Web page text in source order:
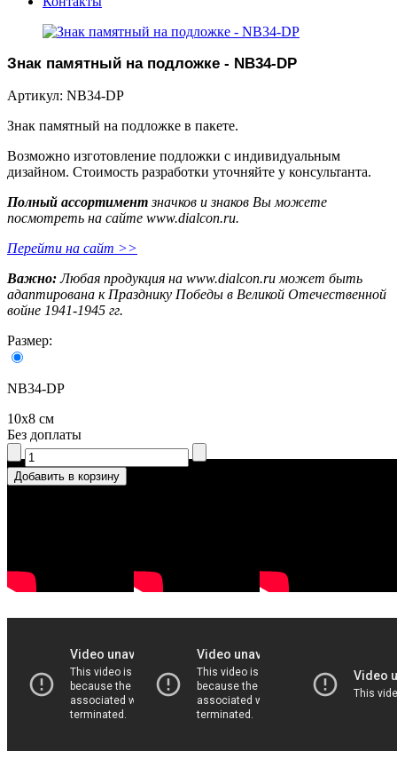
Знак памятный на подложке - NB34-DP
Артикул: NB34-DP
Знак памятный на подложке в пакете.
Возможно изготовление подложки с индивидуальным
дизайном. Стоимость разработки уточняйте у консультанта.
Полный ассортиментзначков и знаков Вы можете
посмотреть на сайте www.dialcon.ru.
Перейти на сайт >>
Важно:Любая продукция на www.dialcon.ru может быть
адаптирована к Празднику Победы в Великой Отечественной
войне 1941-1945 гг.
Размер:
NB34-DP
10x8 см
Без доплаты